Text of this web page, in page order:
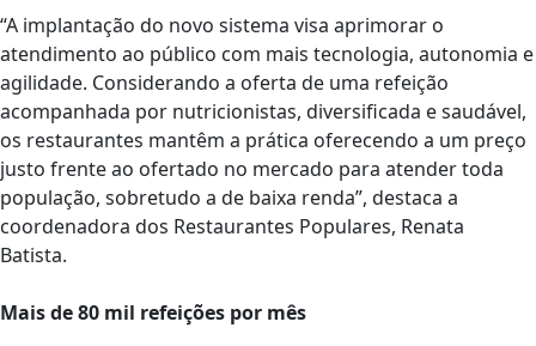
“A implantação do novo sistema visa aprimorar o
atendimento ao público com mais tecnologia, autonomia e
agilidade. Considerando a oferta de uma refeição
acompanhada por nutricionistas, diversificada e saudável,
os restaurantes mantêm a prática oferecendo a um preço
justo frente ao ofertado no mercado para atender toda
população, sobretudo a de baixa renda”, destaca a
coordenadora dos Restaurantes Populares, Renata
Batista.
Mais de 80 mil refeições por mês